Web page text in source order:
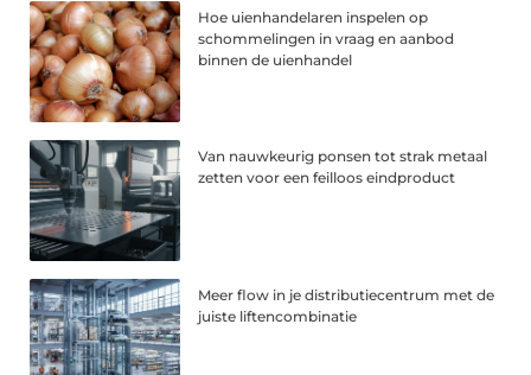
Hoe uienhandelaren inspelen op
schommelingen in vraag en aanbod
binnen de uienhandel
Van nauwkeurig ponsen tot strak metaal
zetten voor een feilloos eindproduct
Meer flow in je distributiecentrum met de
juiste liftencombinatie